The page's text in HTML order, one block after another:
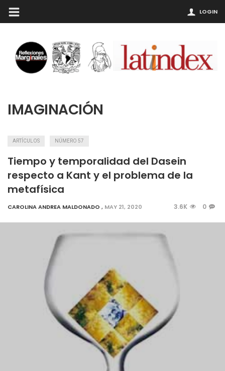
LOGIN
IMAGINACIÓN
ARTÍCULOS NÚMERO 57
Tiempo y temporalidad del Dasein
respecto a Kant y el problema de la
metafísica
CAROLINA ANDREA MALDONADO , MAY 21, 2020 3.6K 0